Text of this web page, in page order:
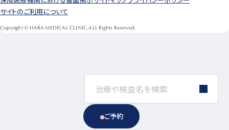
サイトのご利用について
Copyright © HARA MEDICAL CLINIC.ALL Rights Reserved.
ご予約